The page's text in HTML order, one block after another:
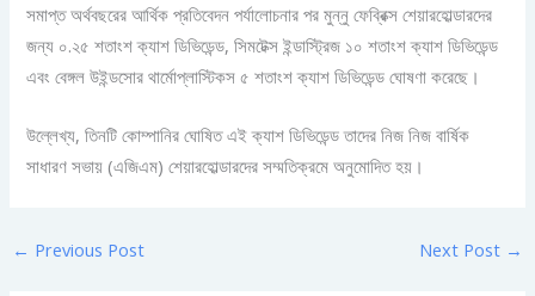
সমাপ্ত অর্থবছরের আর্থিক প্রতিবেদন পর্যালোচনার পর মুন্নু ফেব্রিক্স শেয়ারহোল্ডারদের
জন্য ০.২৫ শতাংশ ক্যাশ ডিভিডেন্ড, সিমটেক্স ইন্ডাস্ট্রিজ ১০ শতাংশ ক্যাশ ডিভিডেন্ড
এবং বেঙ্গল উইন্ডসোর থার্মোপ্লাস্টিকস ৫ শতাংশ ক্যাশ ডিভিডেন্ড ঘোষণা করেছে।
উল্লেখ্য, তিনটি কোম্পানির ঘোষিত এই ক্যাশ ডিভিডেন্ড তাদের নিজ নিজ বার্ষিক
সাধারণ সভায় (এজিএম) শেয়ারহোল্ডারদের সম্মতিক্রমে অনুমোদিত হয়।
← Previous Post Next Post →